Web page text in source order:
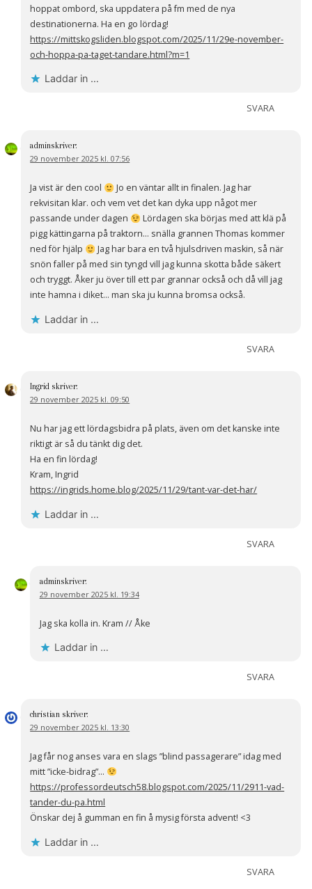
hoppat ombord, ska uppdatera på fm med de nya
destinationerna. Ha en go lördag!
https://mittskogsliden.blogspot.com/2025/11/29e-november-
och-hoppa-pa-taget-tandare.html?m=1
Laddar in …
SVARA
adminskriver:
29 november 2025 kl. 07:56
Ja vist är den cool
Jo en väntar allt in finalen. Jag har
rekvisitan klar. och vem vet det kan dyka upp något mer
passande under dagen
Lördagen ska börjas med att klä på
pigg kättingarna på traktorn… snälla grannen Thomas kommer
ned för hjälp
Jag har bara en två hjulsdriven maskin, så när
snön faller på med sin tyngd vill jag kunna skotta både säkert
och tryggt. Åker ju över till ett par grannar också och då vill jag
inte hamna i diket… man ska ju kunna bromsa också.
Laddar in …
SVARA
Ingrid skriver:
29 november 2025 kl. 09:50
Nu har jag ett lördagsbidra på plats, även om det kanske inte
riktigt är så du tänkt dig det.
Ha en fin lördag!
Kram, Ingrid
https://ingrids.home.blog/2025/11/29/tant-var-det-har/
Laddar in …
SVARA
adminskriver:
29 november 2025 kl. 19:34
Jag ska kolla in. Kram // Åke
Laddar in …
SVARA
christian skriver:
29 november 2025 kl. 13:30
Jag får nog anses vara en slags ”blind passagerare” idag med
mitt ”icke-bidrag”…
https://professordeutsch58.blogspot.com/2025/11/2911-vad-
tander-du-pa.html
Önskar dej å gumman en fin å mysig första advent! <3
Laddar in …
SVARA